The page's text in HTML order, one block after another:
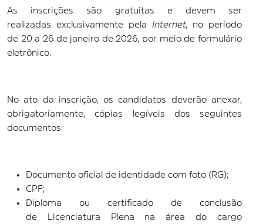
As inscrições são gratuitas e devem ser
realizadas exclusivamente pela Internet, no período
de 20 a 26 de janeiro de 2026, por meio de formulário
eletrônico.
No ato da inscrição, os candidatos deverão anexar,
obrigatoriamente, cópias legíveis dos seguintes
documentos:
Documento oficial de identidade com foto (RG);
CPF;
Diploma ou certificado de conclusão
de Licenciatura Plena na área do cargo